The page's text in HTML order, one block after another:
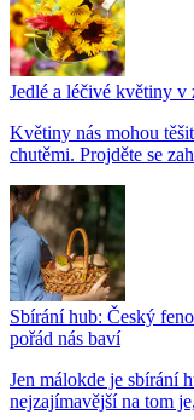
Jedlé a léčivé květiny v
Květiny nás mohou
chutěmi. Projděte se
Sbírání hub: Český
pořád nás baví
Jen málokde je sbírání
nejzajímavější na tom